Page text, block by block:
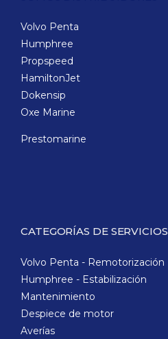
Volvo Penta
Humphree
Propspeed
HamiltonJet
Dokensip
Oxe Marine
Prestomarine
CATEGORÍAS DE SERVICIOS
Volvo Penta - Remotorización
Humphree - Estabilización
Mantenimiento
Despiece de motor
Averías